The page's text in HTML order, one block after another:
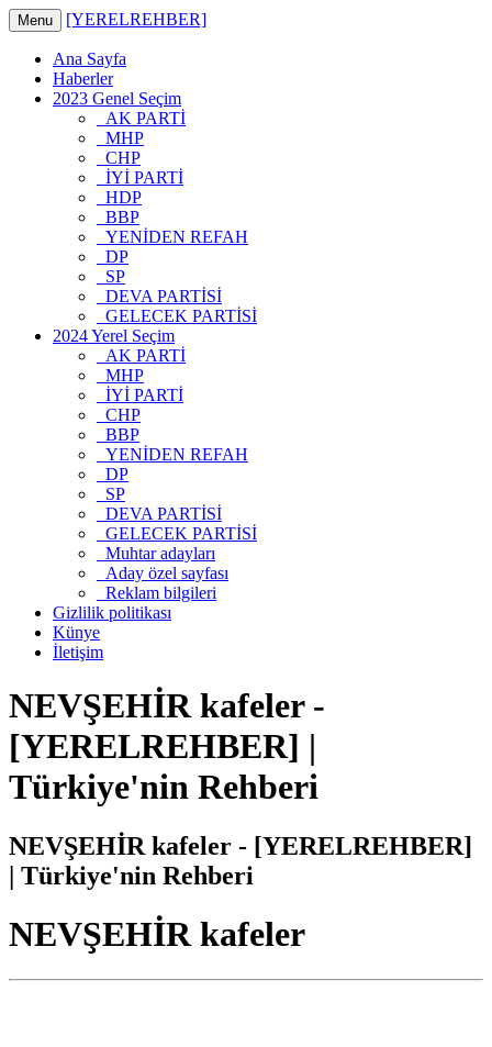
Menu [YERELREHBER]
Ana Sayfa
Haberler
2023 Genel Seçim
AK PARTİ
MHP
CHP
İYİ PARTİ
HDP
BBP
YENİDEN REFAH
DP
SP
DEVA PARTİSİ
GELECEK PARTİSİ
2024 Yerel Seçim
AK PARTİ
MHP
İYİ PARTİ
CHP
BBP
YENİDEN REFAH
DP
SP
DEVA PARTİSİ
GELECEK PARTİSİ
Muhtar adayları
Aday özel sayfası
Reklam bilgileri
Gizlilik politikası
Künye
İletişim
NEVŞEHİR kafeler -
[YERELREHBER] |
Türkiye'nin Rehberi
NEVŞEHİR kafeler - [YERELREHBER]
| Türkiye'nin Rehberi
NEVŞEHİR kafeler